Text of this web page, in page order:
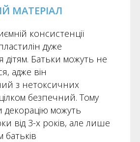
МАТЕРІАЛ
консистенції
дуже
дітям. Батьки можуть не
адже він
з нетоксичних
цілком безпечний. Тому
можуть
від 3-х років, але лише
батьків